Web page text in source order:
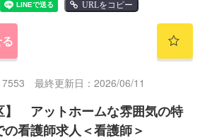
URLをコピー
7553 最終更新日：2026/06/11
】 アットホームな雰囲気の特
看護師求人＜看護師＞